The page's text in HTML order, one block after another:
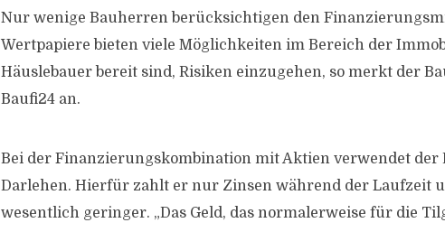
Nur wenige Bauherren berücksichtigen den
Wertpapiere bieten viele Möglichkeiten im Bereich der
Häuslebauer bereit sind, Risiken einzugehen, so merkt der
Baufi24 an.
Bei der Finanzierungskombination mit Aktien verwendet
Darlehen. Hierfür zahlt er nur Zinsen während der Laufzeit
wesentlich geringer. „Das Geld, das normalerweise für die